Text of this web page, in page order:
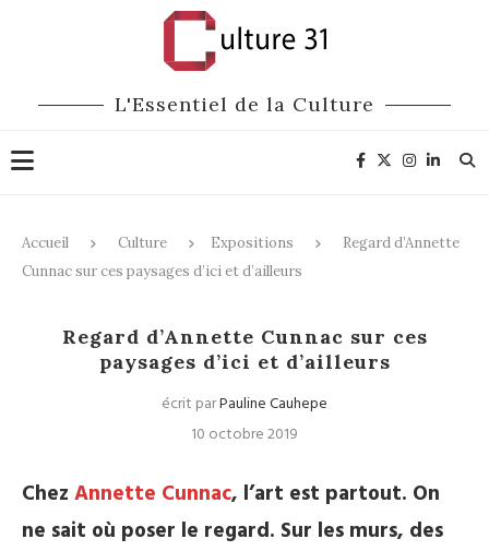
L'Essentiel de la Culture
Accueil Culture Expositions
Regard d’Annette
Cunnac sur ces paysages d’ici et d’ailleurs
Regard d’Annette Cunnac sur ces
paysages d’ici et d’ailleurs
écrit parPauline Cauhepe
10 octobre 2019
Chez Annette Cunnac, l’art est partout. On
ne sait où poser le regard. Sur les murs, des